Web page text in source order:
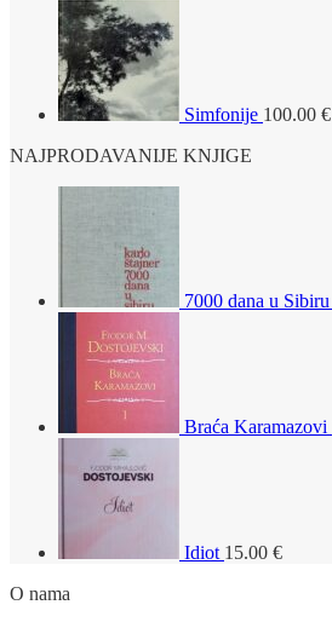
Simfonije 100.00 €
NAJPRODAVANIJE KNJIGE
7000 dana u Sibiru
Braća Karamazovi
Idiot 15.00 €
O nama